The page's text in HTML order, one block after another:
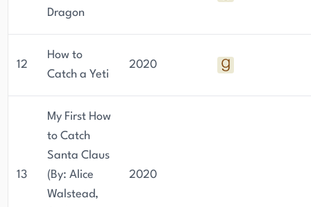
Dragon
12
How to
Catch a Yeti
2020
13
My First How
to Catch
Santa Claus
(By: Alice
Walstead,
2020